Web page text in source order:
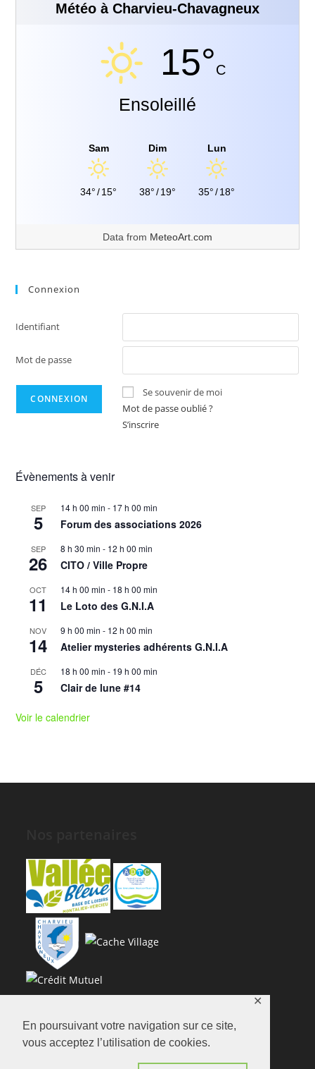
En poursuivant votre navigation sur ce site,
vous acceptez l’utilisation de cookies.
✕
Météo à Charvieu-Chavagneux
15°C
Ensoleillé
Sam
34°/15°
Dim
38°/19°
Lun
35°/18°
Data from MeteoArt.com
Connexion
Identifiant
Mot de passe
Se souvenir de moi
Mot de passe oublié ?
S’inscrire
Évènements à venir
SEP
5
14 h 00 min - 17 h 00 min
Forum des associations 2026
SEP
26
8 h 30 min - 12 h 00 min
CITO / Ville Propre
OCT
11
14 h 00 min - 18 h 00 min
Le Loto des G.N.I.A
NOV
14
9 h 00 min - 12 h 00 min
Atelier mysteries adhérents G.N.I.A
DÉC
5
18 h 00 min - 19 h 00 min
Clair de lune #14
Voir le calendrier